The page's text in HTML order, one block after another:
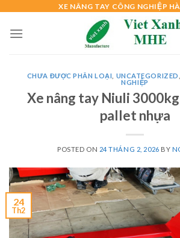
content
XE NÂNG TAY CÔNG NGHIỆP
CHƯA ĐƯỢC PHÂN LOẠI UNCATEGORIZED
NGHIỆP
Xe nâng tay Niuli
pallet nhựa
POSTED ON 24 THÁNG 2, 2026 BY
24
Th2